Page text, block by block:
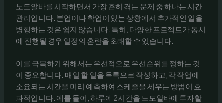
노도알바를 시작하면서 가장 흔히 겪는 문제 중 하나는 시간
관리입니다. 본업이나 학업이 있는 상황에서 추가적인 일을
병행하는 것은 쉽지 않습니다. 특히, 다양한 프로젝트가 동시
에 진행될 경우 일정의 혼란을 초래할 수 있습니다.
이를 극복하기 위해서는 우선적으로 우선순위를 정하는 것
이 중요합니다. 매일 할 일을 목록으로 작성하고, 각 작업에
소요되는 시간을 미리 예측하여 스케줄을 세우는 방법이 효
과적입니다. 예를 들어, 하루에 2시간을 노도알바에 투자할